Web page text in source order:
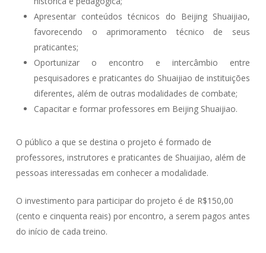
Apresentar conteúdos técnicos do Beijing Shuaijiao,
favorecendo o aprimoramento técnico de seus
praticantes;
Oportunizar o encontro e intercâmbio entre
pesquisadores e praticantes do Shuaijiao de instituições
diferentes, além de outras modalidades de combate;
Capacitar e formar professores em Beijing Shuaijiao.
O público a que se destina o projeto é formado de
professores, instrutores e praticantes de Shuaijiao, além de
pessoas interessadas em conhecer a modalidade.
O investimento para participar do projeto é de R$150,00
(cento e cinquenta reais) por encontro, a serem pagos antes
do início de cada treino.